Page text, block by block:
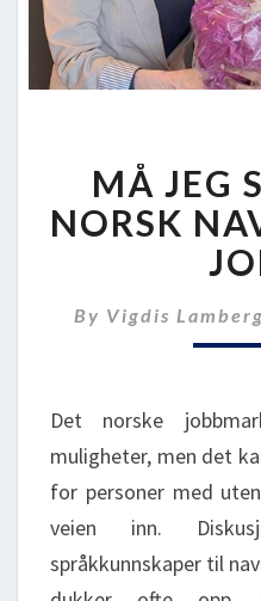
MÅ JEG
NORSK
By Vigdis Lamberg
Det norske
muligheter, men det
for personer med
veien inn.
språkkunnskaper til